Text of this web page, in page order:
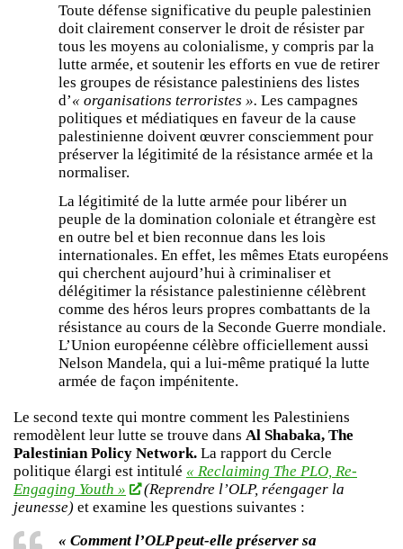
Toute défense significative du peuple palestinien
doit clairement conserver le droit de résister par
tous les moyens au colonialisme, y compris par la
lutte armée, et soutenir les efforts en vue de retirer
les groupes de résistance palestiniens des listes
d’« organisations terroristes ». Les campagnes
politiques et médiatiques en faveur de la cause
palestinienne doivent œuvrer consciemment pour
préserver la légitimité de la résistance armée et la
normaliser.
La légitimité de la lutte armée pour libérer un
peuple de la domination coloniale et étrangère est
en outre bel et bien reconnue dans les lois
internationales. En effet, les mêmes Etats européens
qui cherchent aujourd’hui à criminaliser et
délégitimer la résistance palestinienne célèbrent
comme des héros leurs propres combattants de la
résistance au cours de la Seconde Guerre mondiale.
L’Union européenne célèbre officiellement aussi
Nelson Mandela, qui a lui-même pratiqué la lutte
armée de façon impénitente.
Le second texte qui montre comment les Palestiniens
remodèlent leur lutte se trouve dans Al Shabaka, The
Palestinian Policy Network. La rapport du Cercle
politique élargi est intitulé « Reclaiming The PLO, Re-
Engaging Youth »
(Reprendre l’OLP, réengager la
jeunesse) et examine les questions suivantes :
« Comment l’OLP peut-elle préserver sa